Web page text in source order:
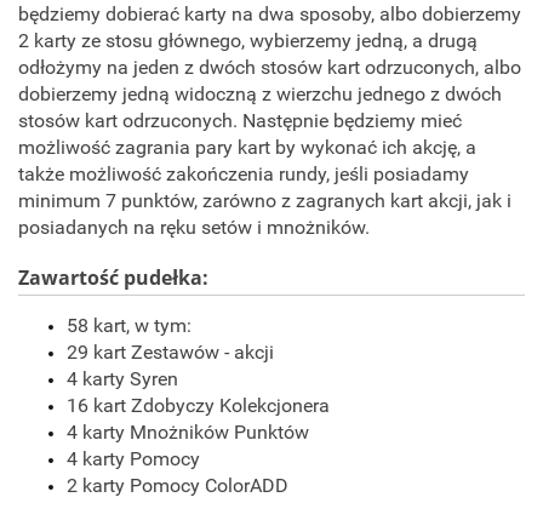
będziemy dobierać karty na dwa sposoby, albo dobierzemy
2 karty ze stosu głównego, wybierzemy jedną, a drugą
odłożymy na jeden z dwóch stosów kart odrzuconych, albo
dobierzemy jedną widoczną z wierzchu jednego z dwóch
stosów kart odrzuconych. Następnie będziemy mieć
możliwość zagrania pary kart by wykonać ich akcję, a
także możliwość zakończenia rundy, jeśli posiadamy
minimum 7 punktów, zarówno z zagranych kart akcji, jak i
posiadanych na ręku setów i mnożników.
Zawartość pudełka:
58 kart, w tym:
29 kart Zestawów - akcji
4 karty Syren
16 kart Zdobyczy Kolekcjonera
4 karty Mnożników Punktów
4 karty Pomocy
2 karty Pomocy ColorADD